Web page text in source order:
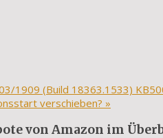
1909 (Build 18363.1533)
verschieben? »
von Amazon im